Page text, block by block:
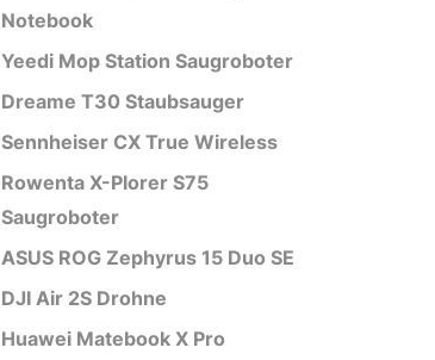
Notebook
Yeedi Mop Station Saugroboter
Dreame T30 Staubsauger
Sennheiser CX True Wireless
Rowenta X-Plorer S75
Saugroboter
ASUS ROG Zephyrus 15 Duo SE
DJI Air 2S Drohne
Huawei Matebook X Pro